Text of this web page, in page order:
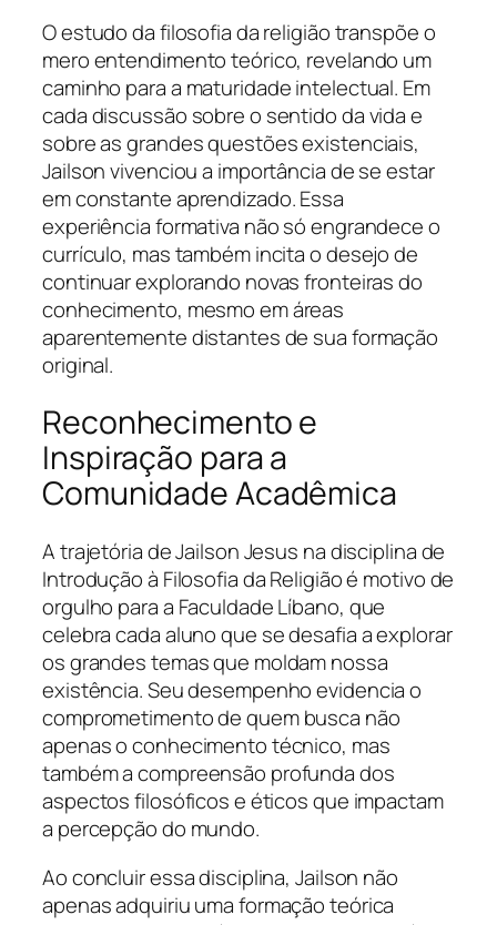
O estudo da filosofia da religião transpõe o
mero entendimento teórico, revelando um
caminho para a maturidade intelectual. Em
cada discussão sobre o sentido da vida e
sobre as grandes questões existenciais,
Jailson vivenciou a importância de se estar
em constante aprendizado. Essa
experiência formativa não só engrandece o
currículo, mas também incita o desejo de
continuar explorando novas fronteiras do
conhecimento, mesmo em áreas
aparentemente distantes de sua formação
original.
Reconhecimento e
Inspiração para a
Comunidade Acadêmica
A trajetória de Jailson Jesus na disciplina de
Introdução à Filosofia da Religião é motivo de
orgulho para a Faculdade Líbano, que
celebra cada aluno que se desafia a explorar
os grandes temas que moldam nossa
existência. Seu desempenho evidencia o
comprometimento de quem busca não
apenas o conhecimento técnico, mas
também a compreensão profunda dos
aspectos filosóficos e éticos que impactam
a percepção do mundo.
Ao concluir essa disciplina, Jailson não
apenas adquiriu uma formação teórica